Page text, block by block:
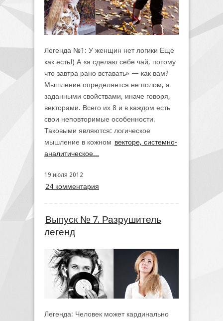
Легенда №1: У женщин нет логики Еще
как есть!) А «я сделаю себе чай, потому
что завтра рано вставать» — как вам?
Мышление определяется не полом, а
заданными свойствами, иначе говоря,
векторами. Всего их 8 и в каждом есть
свои неповторимые особенности.
Таковыми являются: логическое
мышление в кожном векторе, системно-
аналитическое...
19 июля 2012
24 комментария
Выпуск № 7. Разрушитель
легенд
Легенда: Человек может кардинально